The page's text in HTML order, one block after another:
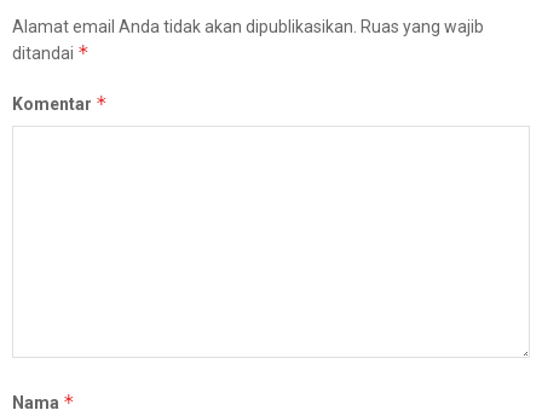
Alamat email Anda tidak akan dipublikasikan. Ruas yang wajib
ditandai *
Komentar *
Nama *